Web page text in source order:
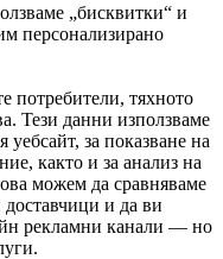
„бисквитки“ и
персонализирано
потребители, тяхното
Тези данни използваме
за показване на
както и за анализ на
можем да сравняваме
и да ви
рекламни канали — но